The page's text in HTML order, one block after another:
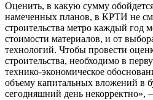
Оценить, в какую сумму
намеченных планов, в КРТИ не
строительства метро каждый год
стоимости материалов, и от
технологий. Чтобы провести
строительства, необходимо в
технико-экономическое
объему капитальных вложений в
сегодняшний день